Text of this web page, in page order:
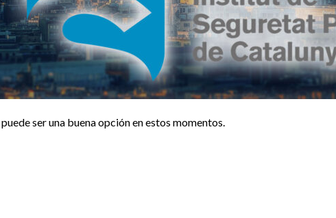
puede ser una buena opción en estos momentos.